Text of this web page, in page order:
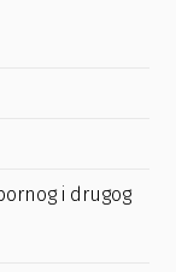
i drugog